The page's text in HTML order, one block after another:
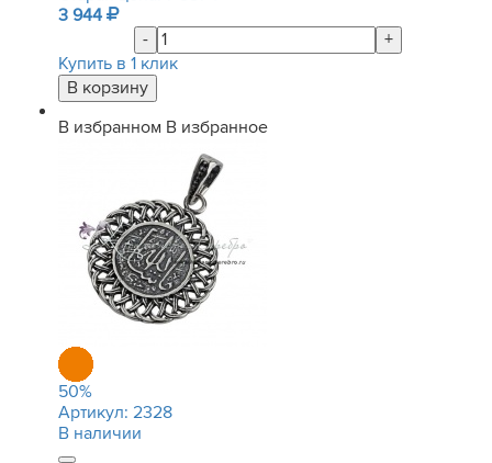
3 944
-
+
Купить в 1 клик
В избранном В избранное
50%
Артикул: 2328
В наличии